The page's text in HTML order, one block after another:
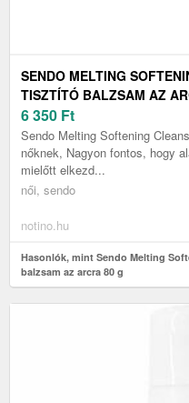
SENDO MELTING
TISZTÍTÓ BALZSAM AZ
6 350 Ft
Sendo Melting Softening
nőknek, Nagyon fontos, hogy
mielőtt elkezd...
női, sendo
notino.hu
Hasonlók, mint Sendo Melting
balzsam az arcra 80 g